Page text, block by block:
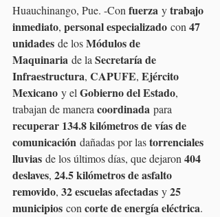
Huauchinango, Pue. -Con fuerza y trabajo
inmediato, personal especializado con 47
unidades de los Módulos de
Maquinaria de la Secretaría de
Infraestructura, CAPUFE, Ejército
Mexicano y el Gobierno del Estado,
trabajan de manera coordinada para
recuperar 134.8 kilómetros de vías de
comunicación dañadas por las torrenciales
lluvias de los últimos días, que dejaron 404
deslaves, 24.5 kilómetros de asfalto
removido, 32 escuelas afectadas y 25
municipios con corte de energía eléctrica.